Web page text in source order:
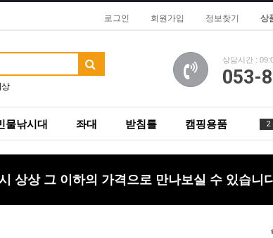
로그인 회원가입 정보찾기 상
상
상담시간 :
053-
2
3
4
물낚시대 좌대 받침틀 캠핑용품
상상 그 이하의 가격으로 만나보실 수 있습니